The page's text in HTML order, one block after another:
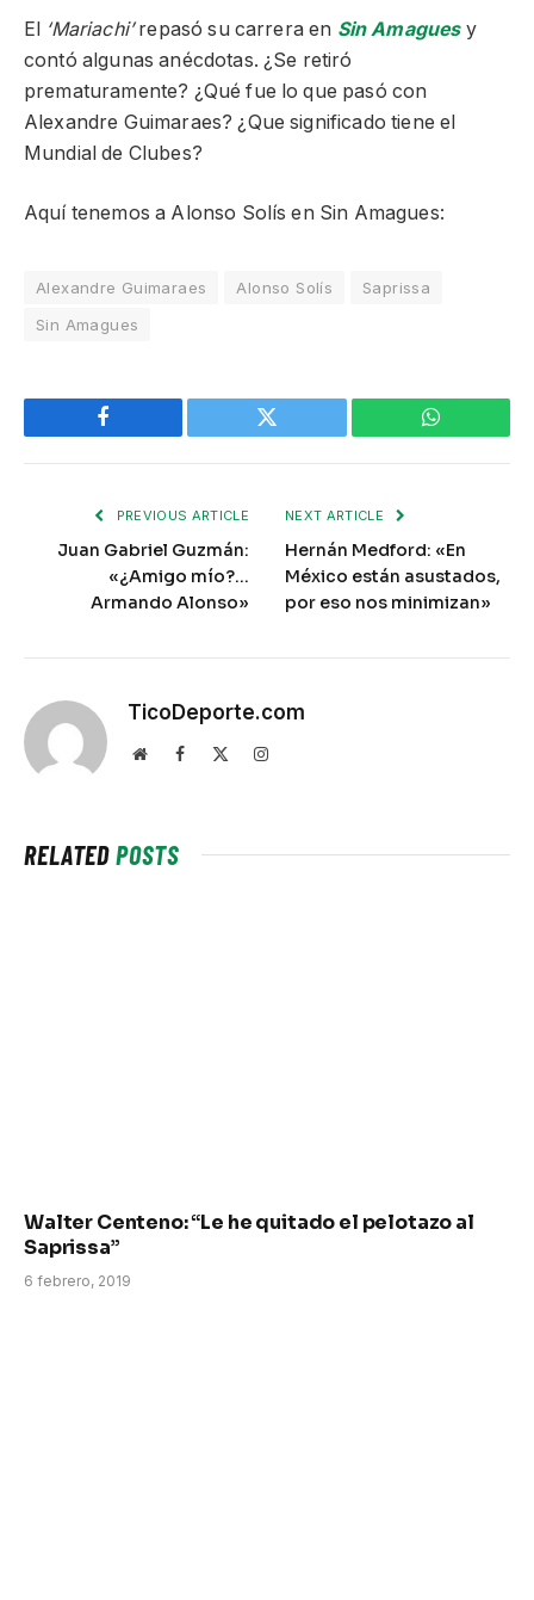
El ‘Mariachi’repasó su carrera en Sin Amagues y
contó algunas anécdotas. ¿Se retiró
prematuramente? ¿Qué fue lo que pasó con
Alexandre Guimaraes? ¿Que significado tiene el
Mundial de Clubes?
Aquí tenemos a Alonso Solís en Sin Amagues:
Alexandre Guimaraes Alonso Solís
Saprissa
Sin Amagues
Facebook Twitter WhatsApp
PREVIOUS ARTICLE
Juan Gabriel Guzmán:
«¿Amigo mío?…
Armando Alonso»
NEXT ARTICLE
Hernán Medford: «En
México están asustados,
por eso nos minimizan»
TicoDeporte.com
WebsiteFacebook Instagram
RELATEDPOSTS
Walter Centeno: “Le he quitado el pelotazo al
Saprissa”
6 febrero, 2019